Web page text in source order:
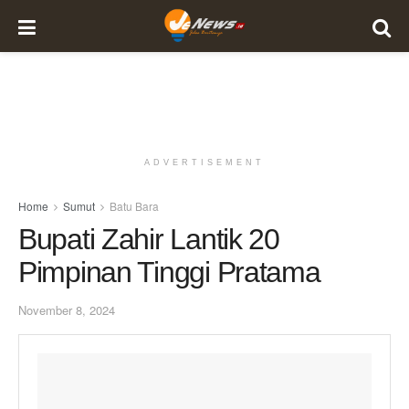
ADVERTISEMENT
Home Sumut Batu Bara
Bupati Zahir Lantik 20
Pimpinan Tinggi Pratama
November 8, 2024